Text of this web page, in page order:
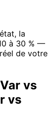
la
à 30 % —
de votre
Var vs
vs